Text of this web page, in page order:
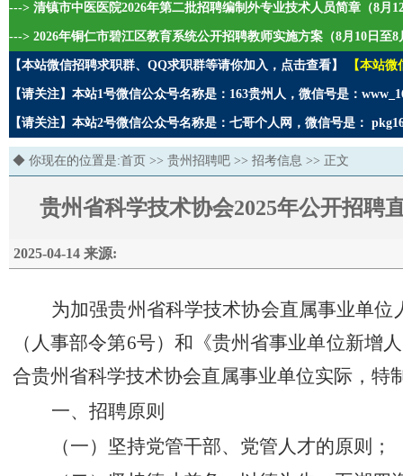
---> 清镇市中医医院2026年第二批招聘编制外专业技术人员简章（8月
---> 2026年铜仁市碧江区教育系统公开招聘教师实施方案（8月10日至8
【本站微信招聘求职群、QQ求职群等请你加入，点击查看】 【本站
【请关注】本站1号微信公众号名称是：163贵州人，微信号是：
【请关注】本站2号微信公众号名称是：七哥个人网，微信号是：
◆ 你现在的位置是:首页 >> 贵州招聘吧 >> 招考信息 >> 正文
贵州省科学技术协会2025年公开招聘
2025-04-14 来源:
为加强贵州省科学技术协会直属事业单位
（人事部令第6号）和《贵州省事业单位新增
合贵州省科学技术协会直属事业单位实际，特
一、招聘原则
（一）坚持党管干部、党管人才的原则；